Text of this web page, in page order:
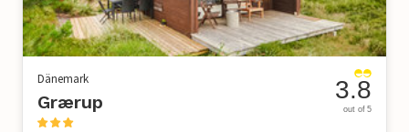
Dänemark
Grærup 3.8
out of 5